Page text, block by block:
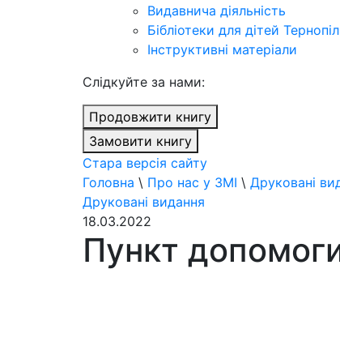
Видавнича діяльність
Бібліотеки для дітей
Інструктивні матеріали
Cлідкуйте за нами:
Продовжити книгу
Замовити книгу
Стара версія сайту
Головна \ Про нас у ЗМІ \ Друковані
Друковані видання
18.03.2022
Пункт